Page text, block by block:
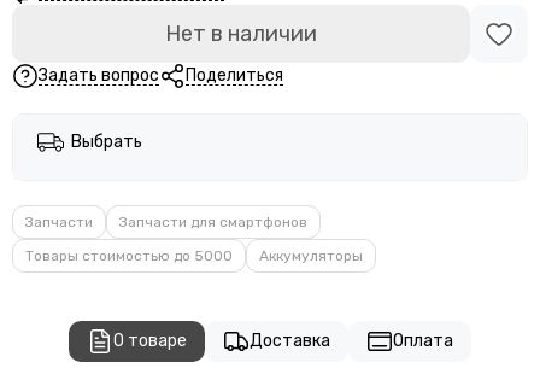
Нет в наличии
Задать вопрос Поделиться
Выбрать
Запчасти
Запчасти для смартфонов
Товары стоимостью до 5000
Аккумуляторы
О товаре Доставка Оплата